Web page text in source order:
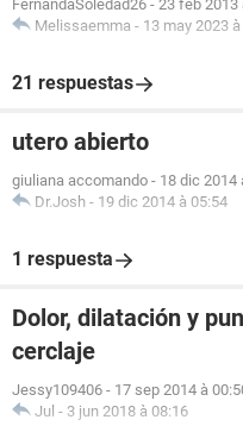
FernandaSoledad26 - 23 feb 2013
Melissaemma - 13 may 2023
21 respuestas
utero abierto
giuliana accomando - 18 dic 2014
Dr.Josh - 19 dic 2014 à 05:54
1 respuesta
Dolor, dilatación y
cerclaje
Jessy109406 - 17 sep 2014 à
Jul - 3 jun 2018 à 08:16